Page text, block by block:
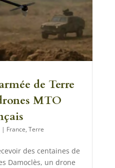
de Terre
MTO
| France,Terre
des centaines de
Damoclès, un drone